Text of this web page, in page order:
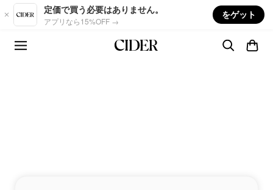
Skip to main content
定価で買う必要はありません。
アプリなら15%OFF →
をゲット